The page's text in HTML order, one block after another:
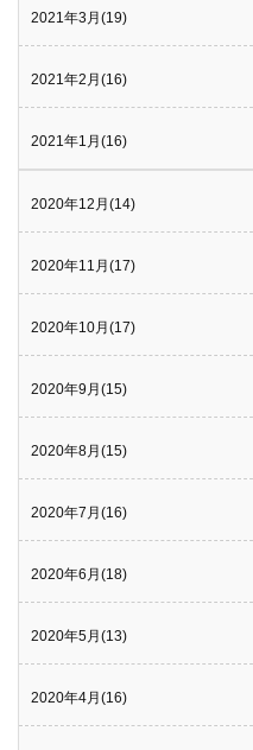
2021年3月(19)
2021年2月(16)
2021年1月(16)
2020年12月(14)
2020年11月(17)
2020年10月(17)
2020年9月(15)
2020年8月(15)
2020年7月(16)
2020年6月(18)
2020年5月(13)
2020年4月(16)